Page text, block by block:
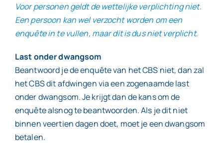
Voor personen geldt de wettelijke verplichting niet.
Een persoon kan wel verzocht worden om een
enquête in te vullen, maar dit is dus niet verplicht.
Last onder dwangsom
Beantwoord je de enquête van het CBS niet, dan zal
het CBS dit afdwingen via een zogenaamde last
onder dwangsom. Je krijgt dan de kans om de
enquête alsnog te beantwoorden. Als je dit niet
binnen veertien dagen doet, moet je een dwangsom
betalen.